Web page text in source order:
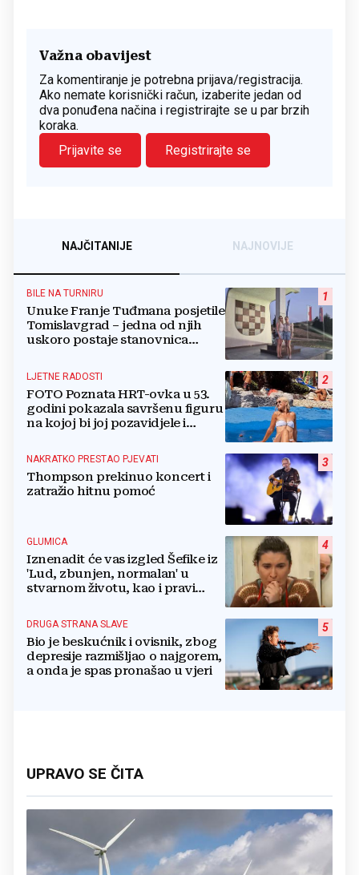
Važna obavijest
Za komentiranje je potrebna prijava/registracija.
Ako nemate korisnički račun, izaberite jedan od
dva ponuđena načina i registrirajte se u par brzih
koraka.
Prijavite se
Registrirajte se
NAJČITANIJE NAJNOVIJE
1
BILE NA TURNIRU
Unuke Franje Tuđmana posjetile
Tomislavgrad – jedna od njih
uskoro postaje stanovnica
2
LJETNE RADOSTI
FOTO Poznata HRT-ovka u 53.
godini pokazala savršenu figuru
na kojoj bi joj pozavidjele i
3
NAKRATKO PRESTAO PJEVATI
Thompson prekinuo koncert i
zatražio hitnu pomoć
4
GLUMICA
Iznenadit će vas izgled Šefike iz
'Lud, zbunjen, normalan' u
stvarnom životu, kao i pravi
5
DRUGA STRANA SLAVE
Bio je beskućnik i ovisnik, zbog
depresije razmišljao o najgorem,
a onda je spas pronašao u vjeri
UPRAVO SE ČITA